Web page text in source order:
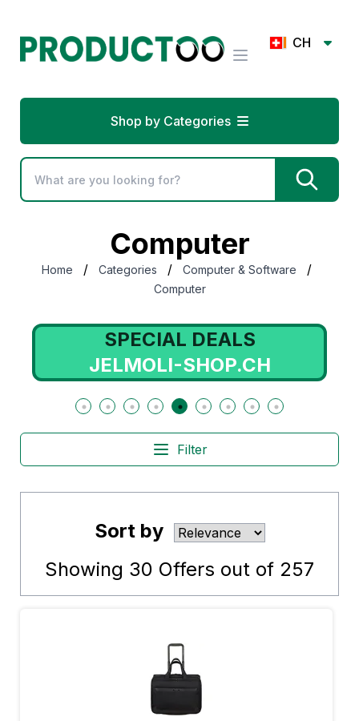
CH
Shop by Categories
Computer
Home / Categories / Computer & Software /
Computer
SPECIAL DEALS
JELMOLI-SHOP.CH
Filter
Sort by
Showing 30 Offers out of 257